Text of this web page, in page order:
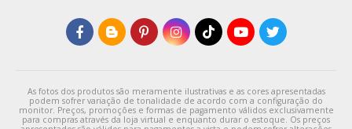
As fotos dos produtos são meramente ilustrativas e as cores apresentadas
podem sofrer variação de tonalidade de acordo com a configuração do
monitor. Preços, promoções e formas de pagamento válidos exclusivamente
para compras através da loja virtual e enquanto durar o estoque. Os preços